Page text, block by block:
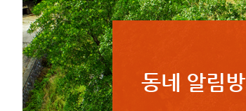
동네 알림방